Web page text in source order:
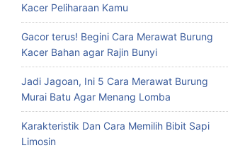
Kacer Peliharaan Kamu
Gacor terus! Begini Cara Merawat Burung
Kacer Bahan agar Rajin Bunyi
Jadi Jagoan, Ini 5 Cara Merawat Burung
Murai Batu Agar Menang Lomba
Karakteristik Dan Cara Memilih Bibit Sapi
Limosin